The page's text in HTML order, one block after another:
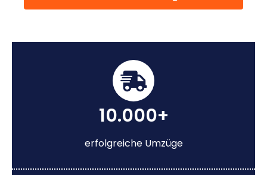
10.000+
erfolgreiche Umzüge